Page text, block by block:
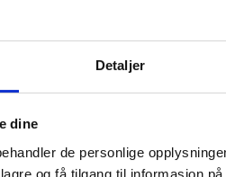
Detaljer
dine
de personlige
og få tilgang til informasjon